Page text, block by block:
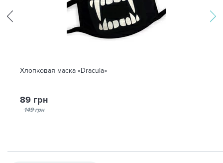
Хлопковая маска «Dracula»
89 грн
149 грн